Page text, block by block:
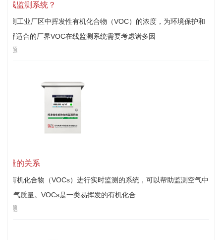
线监测系统？
测工业厂区中挥发性有机化合物（VOC）的浓度，为环境保护和
择适合的厂界VOC在线监测系统需要考虑诸多因
问题
量的关系
有机化合物（VOCs）进行实时监测的系统，可以帮助监测空气中
空气质量。VOCs是一类易挥发的有机化合
问题